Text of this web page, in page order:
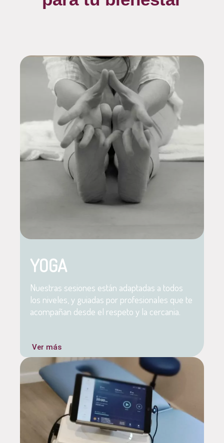
YOGA
Nuestras sesiones están adaptadas a todos
los niveles, y guiadas por profesionales que te
acompañan desde el respeto y la cercania.
Ver más